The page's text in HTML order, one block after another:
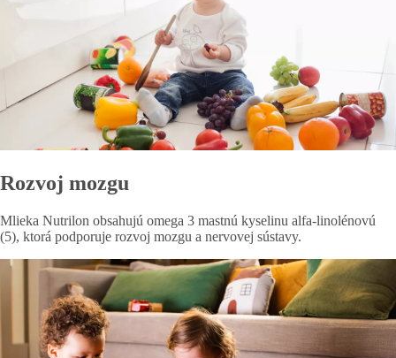
Rozvoj mozgu
Mlieka Nutrilon obsahujú omega 3 mastnú kyselinu alfa-linolénovú
(5), ktorá podporuje rozvoj mozgu a nervovej sústavy.